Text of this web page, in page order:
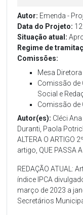
Autor: Emenda -
Data do Projeto:
Situação atual:
Regime de
Comissões:
Mesa
Comissão de
Social e
Comissão de
Autor(es): Cléci
Duranti, Paola
ALTERA O ARTIGO
artigo, QUE PASSA
REDAÇÃO ATUAL:
índice IPCA
março de 2023 a
Secretários